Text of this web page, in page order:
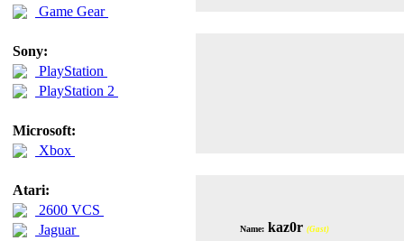
Game Gear
Sony:
PlayStation
PlayStation 2
Microsoft:
Xbox
Atari:
2600 VCS
Jaguar
Name: kaz0r (Gast)